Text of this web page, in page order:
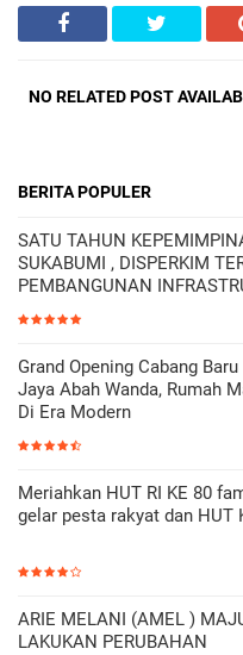
NO RELATED POST
BERITA POPULER
SATU TAHUN
SUKABUMI , DISPERKIM
PEMBANGUNAN
Grand Opening Cabang
Jaya Abah Wanda, Rumah
Di Era Modern
Meriahkan HUT RI KE 80
gelar pesta rakyat dan HUT
ARIE MELANI (AMEL )
LAKUKAN PERUBAHAN